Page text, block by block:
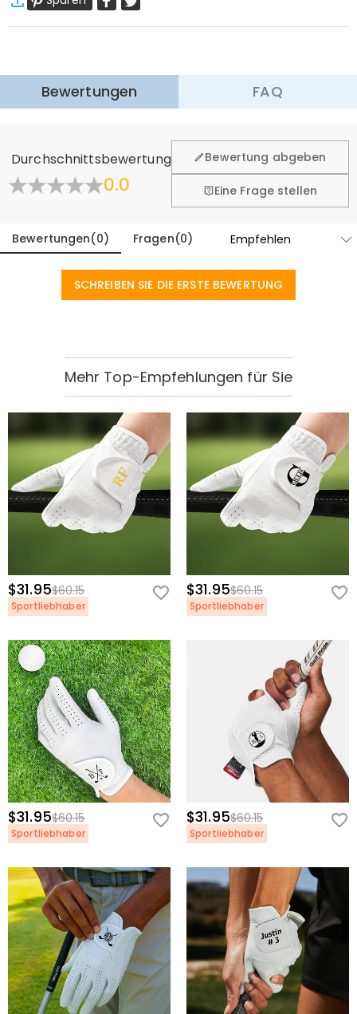
Mehr erfahren
fühlen. Deshalb bieten wir Ihnen 60 Tage Rückgaberecht.
Bewertungen FAQ
Durchschnittsbewertung
0.0
Bewertung abgeben
Eine Frage stellen
Bewertungen(0) Fragen(0)
SCHREIBEN SIE DIE ERSTE BEWERTUNG
Mehr Top-Empfehlungen für Sie
$31.95$60.15
Sportliebhaber
$31.95$60.15
Sportliebhaber
$31.95$60.15
Sportliebhaber
$31.95$60.15
Sportliebhaber